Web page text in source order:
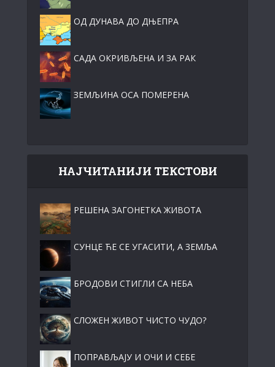
ОД ДУНАВА ДО ДЊЕПРА
САДА ОКРИВЉЕНА И ЗА РАК
ЗЕМЉИНА ОСА ПОМЕРЕНА
НАЈЧИТАНИЈИ ТЕКСТОВИ
РЕШЕНА ЗАГОНЕТКА ЖИВОТА
СУНЦЕ ЋЕ СЕ УГАСИТИ, А ЗЕМЉА
БРОДОВИ СТИГЛИ СА НЕБА
СЛОЖЕН ЖИВОТ ЧИСТО ЧУДО?
ПОПРАВЉАЈУ И ОЧИ И СЕБЕ